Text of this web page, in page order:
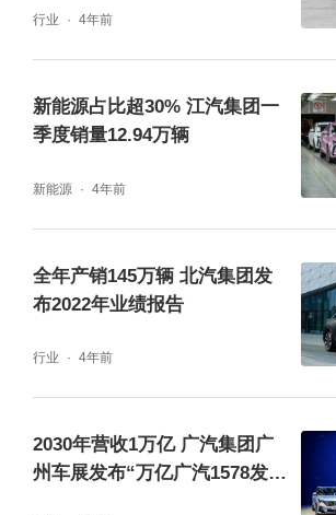
行业 4年前
新能源占比超30% 江汽集团一
季度销量12.94万辆
新能源 4年前
全年产销145万辆 北汽集团发
布2022年业绩报告
行业 4年前
2030年营收1万亿 广汽集团广
州车展发布“万亿广汽1578发展